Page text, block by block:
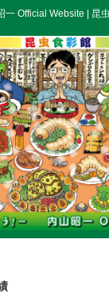
一 Official Website | 昆